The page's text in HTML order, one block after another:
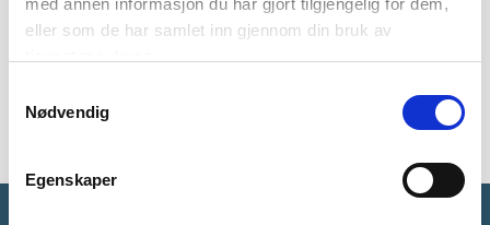
med annen informasjon du har gjort tilgjengelig for dem,
eller som de har samlet inn gjennom din bruk av
Nødvendig
Egenskaper
Victor
Victor 1957-1978